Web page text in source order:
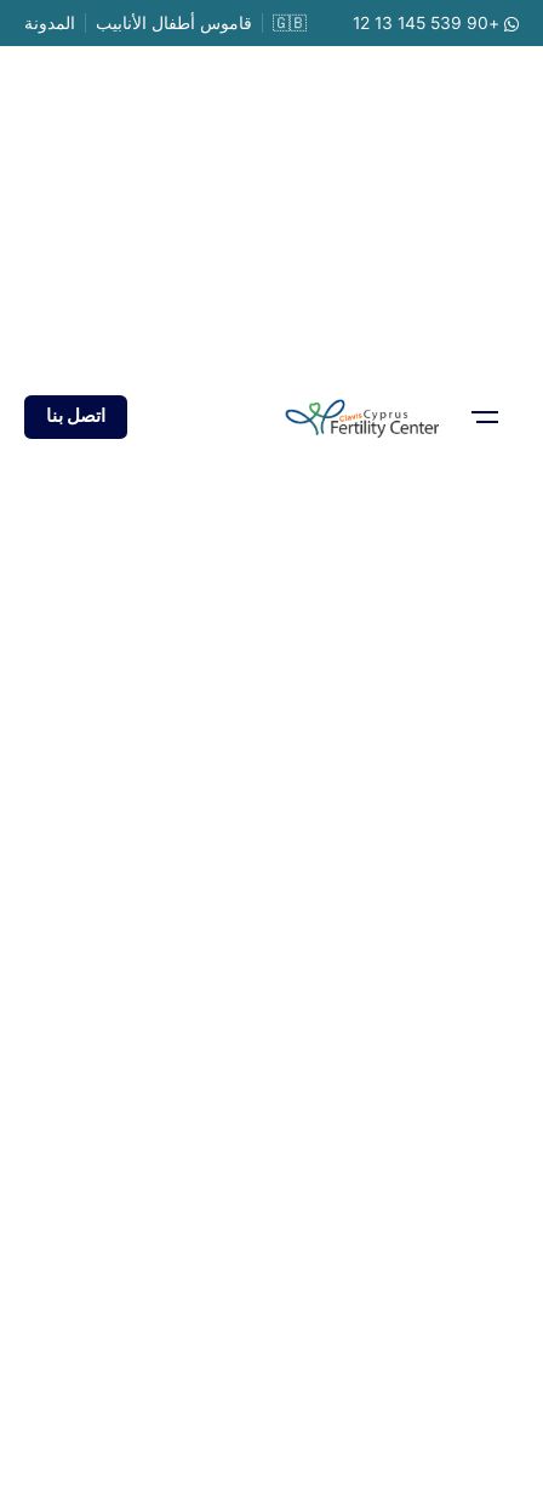
Skip
to
+90 539 145 13 12 المدونة قاموس أطفال الأنابيب 🇬🇧
اتصل بنا